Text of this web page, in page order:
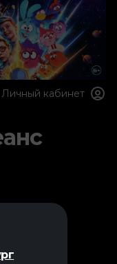
Личный кабинет